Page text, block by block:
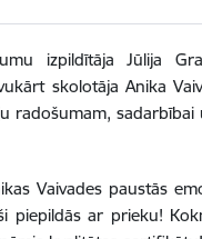
izpildītāja Jūlija
skolotāja Anika
radošumam, sadarbībai
Vaivades paustās
piepildās ar prieku!